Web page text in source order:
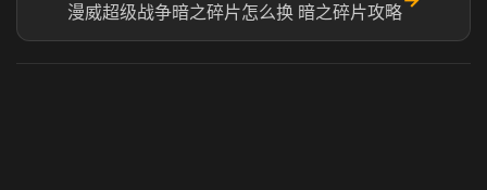
漫威超级战争暗之碎片怎么换 暗之碎片攻略